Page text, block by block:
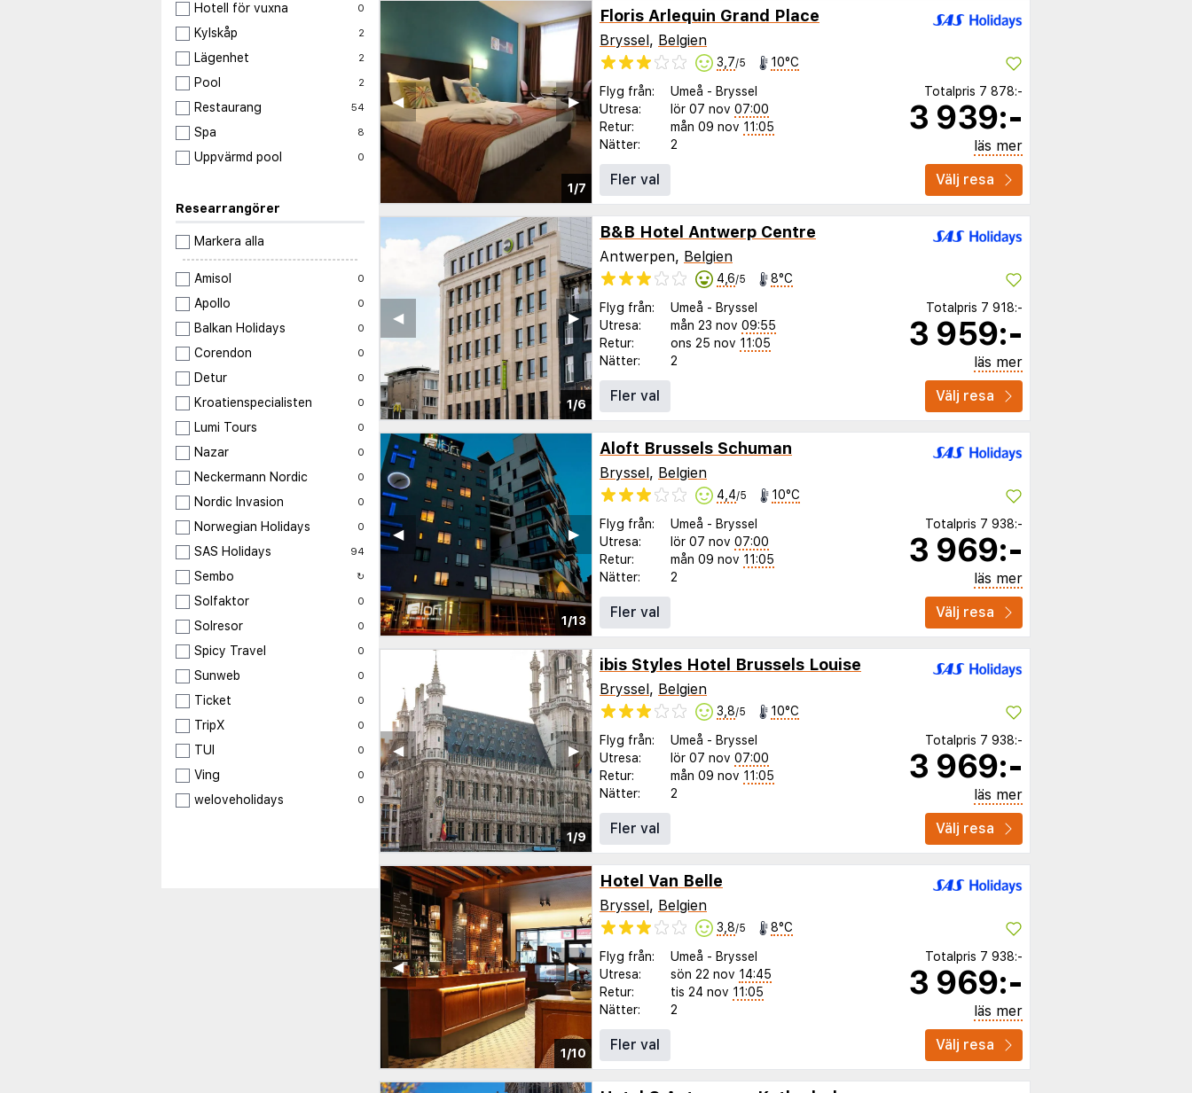
Hotell för vuxna 0
Kylskåp 2
Lägenhet 2
Pool 2
Restaurang 54
Spa 8
Uppvärmd pool 0
Researrangörer
Markera alla
Amisol 0
Apollo 0
Balkan Holidays 0
Corendon 0
Detur 0
Kroatienspecialisten 0
Lumi Tours 0
Nazar 0
Neckermann Nordic 0
Nordic Invasion 0
Norwegian Holidays 0
SAS Holidays 94
Sembo ↻
Solfaktor 0
Solresor 0
Spicy Travel 0
Sunweb 0
Ticket 0
TripX 0
TUI 0
Ving 0
weloveholidays 0
1/7
▶︎
◀︎
Floris Arlequin Grand Place
Bryssel, Belgien
3,7/5 10°C
Flyg från: Umeå - Bryssel
Utresa:
lör 07 nov 07:00
Retur:
mån 09 nov 11:05
Nätter:
2
Totalpris 7 878:-
3 939:-
läs mer
Fler val
Välj resa
1/6
▶︎
◀︎
B&B Hotel Antwerp Centre
Antwerpen, Belgien
4,6/5 8°C
Flyg från: Umeå - Bryssel
Utresa:
mån 23 nov 09:55
Retur:
ons 25 nov 11:05
Nätter:
2
Totalpris 7 918:-
3 959:-
läs mer
Fler val
Välj resa
1/13
▶︎
◀︎
Aloft Brussels Schuman
Bryssel, Belgien
4,4/5 10°C
Flyg från: Umeå - Bryssel
Utresa:
lör 07 nov 07:00
Retur:
mån 09 nov 11:05
Nätter:
2
Totalpris 7 938:-
3 969:-
läs mer
Fler val
Välj resa
1/9
▶︎
◀︎
ibis Styles Hotel Brussels Louise
Bryssel, Belgien
3,8/5 10°C
Flyg från: Umeå - Bryssel
Utresa:
lör 07 nov 07:00
Retur:
mån 09 nov 11:05
Nätter:
2
Totalpris 7 938:-
3 969:-
läs mer
Fler val
Välj resa
1/10
▶︎
◀︎
Hotel Van Belle
Bryssel, Belgien
3,8/5 8°C
Flyg från: Umeå - Bryssel
Utresa:
sön 22 nov 14:45
Retur:
tis 24 nov 11:05
Nätter:
2
Totalpris 7 938:-
3 969:-
läs mer
Fler val
Välj resa